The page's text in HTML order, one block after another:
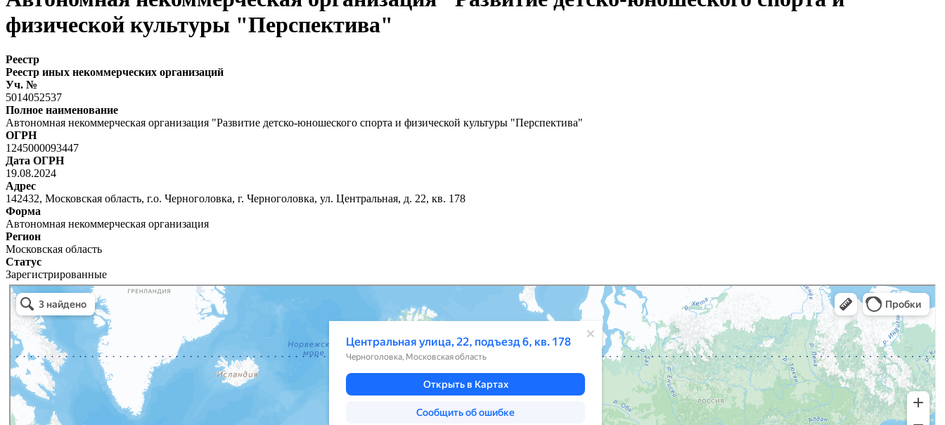
физической культуры "Перспектива"
Реестр
Реестр иных некоммерческих организаций
Уч. №
5014052537
Полное наименование
Автономная некоммерческая организация "Развитие детско-юношеского спорта и физической культуры "Перспектива"
ОГРН
1245000093447
Дата ОГРН
19.08.2024
Адрес
142432, Московская область, г.о. Черноголовка, г. Черноголовка, ул. Центральная, д. 22, кв. 178
Форма
Автономная некоммерческая организация
Регион
Московская область
Статус
Зарегистрированные